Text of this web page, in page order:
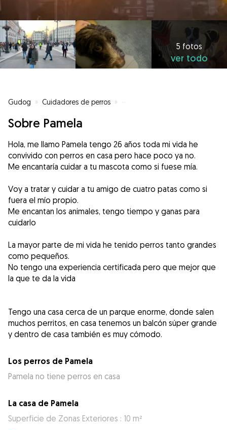
5 fotos
ver todo
Gudog » Cuidadores de perros » Cuidadores de perros en Madrid
Sobre Pamela
Hola, me llamo Pamela tengo 26 años toda mi vida he
convivido con perros en casa pero hace poco ya no.
Me encantaría cuidar a tu mascota como si fuese mía.
Voy a tratar y cuidar a tu amigo de cuatro patas como si
fuera el mío propio.
Me encantan los animales, tengo tiempo y ganas para
cuidarlo
La mayor parte de mi vida he tenido perros tanto grandes
como pequeños.
No tengo una experiencia certificada pero que mejor que
la que te da la vida
Tengo una casa cerca de un parque enorme, donde salen
muchos perritos, en casa tenemos un balcón súper grande
y dentro de casa también es muy cómodo.
Los perros de Pamela
Pamela no tiene perros en casa
La casa de Pamela
Superficie de Zonas Exteriores : 10 m²